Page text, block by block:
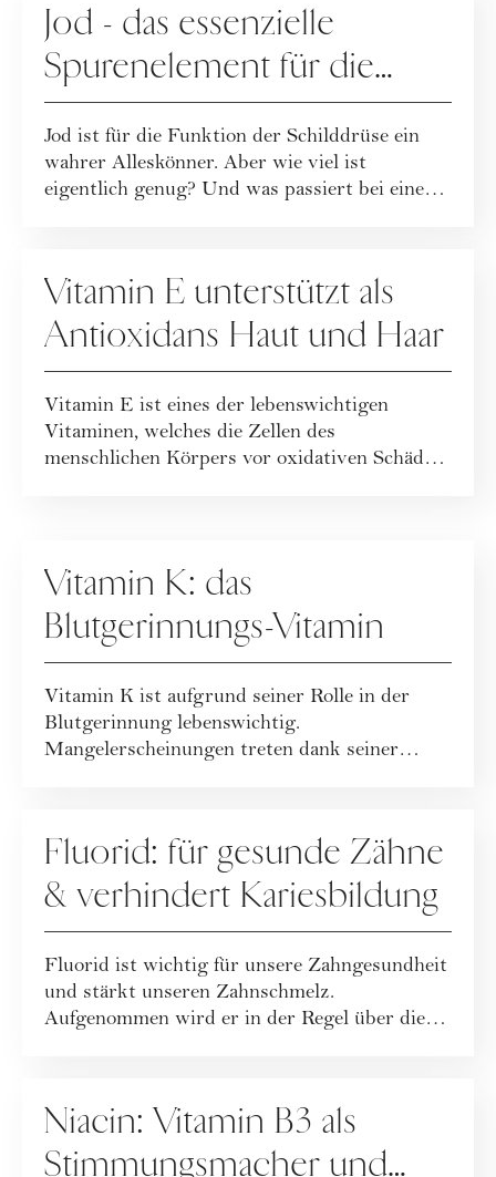
Jod - das essenzielle
Spurenelement für die
Schilddrüse
Jod ist für die Funktion der Schilddrüse ein
wahrer Alleskönner. Aber wie viel ist
eigentlich genug? Und was passiert bei einer
Vitamin E unterstützt als
Antioxidans Haut und Haar
Vitamin E ist eines der lebenswichtigen
Vitaminen, welches die Zellen des
menschlichen Körpers vor oxidativen Schäden
Vitamin K: das
Blutgerinnungs-Vitamin
Vitamin K ist aufgrund seiner Rolle in der
Blutgerinnung lebenswichtig.
Mangelerscheinungen treten dank seiner
Fluorid: für gesunde Zähne
& verhindert Kariesbildung
Fluorid ist wichtig für unsere Zahngesundheit
und stärkt unseren Zahnschmelz.
Aufgenommen wird er in der Regel über die
Niacin: Vitamin B3 als
Stimmungsmacher und